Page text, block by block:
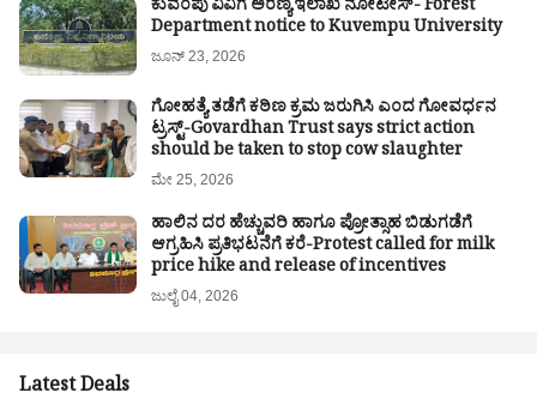
ಕುವೆಂಪು ವಿವಿಗೆ ಅರಣ್ಯ ಇಲಾಖೆ ನೋಟೀಸ್- Forest
Department notice to Kuvempu University
ಜೂನ್ 23, 2026
ಗೋಹತ್ಯೆ ತಡೆಗೆ ಕಠಿಣ ಕ್ರಮ ಜರುಗಿಸಿ ಎಂದ ಗೋವರ್ಧನ
ಟ್ರಸ್ಟ್-Govardhan Trust says strict action
should be taken to stop cow slaughter
ಮೇ 25, 2026
ಹಾಲಿನ ದರ ಹೆಚ್ಚುವರಿ ಹಾಗೂ ಪ್ರೋತ್ಸಾಹ ಬಿಡುಗಡೆಗೆ
ಆಗ್ರಹಿಸಿ ಪ್ರತಿಭಟನೆಗೆ ಕರೆ-Protest called for milk
price hike and release of incentives
ಜುಲೈ 04, 2026
Latest Deals